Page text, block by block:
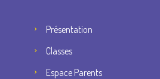
Présentation
Classes
Espace Parents